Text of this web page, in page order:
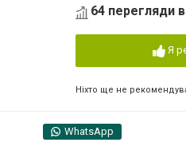
64 перегляди в
Я
Ніхто ще не
WhatsApp